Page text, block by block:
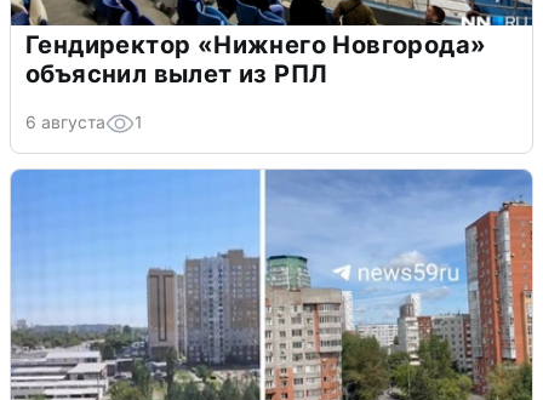
Гендиректор «Нижнего Новгорода»
объяснил вылет из РПЛ
6 августа 1